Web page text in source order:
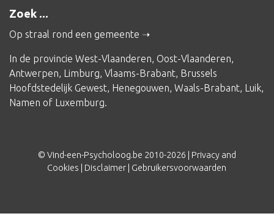
Zoek ...
Op straal rond een gemeente
In de provincie West-Vlaanderen, Oost-Vlaanderen,
Antwerpen, Limburg, Vlaams-Brabant, Brussels
Hoofdstedelijk Gewest, Henegouwen, Waals-Brabant, Luik,
Namen of Luxemburg.
© Vind-een-Psycholoog.be 2010-2026 | Privacy and
Cookies
Disclaimer Gebruikersvoorwaarden